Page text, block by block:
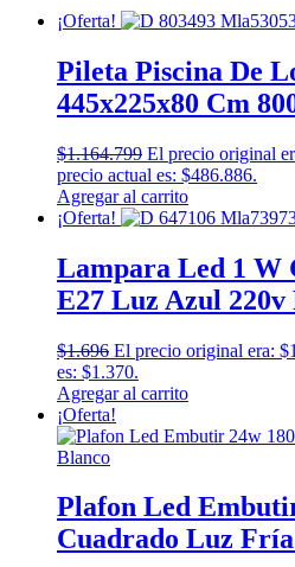
¡Oferta!
Pileta Piscina De
445x225x80 Cm
$1.164.799 El precio original
precio actual es: $486.886.
Agregar al carrito
¡Oferta!
Lampara Led 1 W
E27 Luz Azul 220v
$1.696 El precio original era:
es: $1.370.
Agregar al carrito
¡Oferta!
Plafon Led
Cuadrado Luz